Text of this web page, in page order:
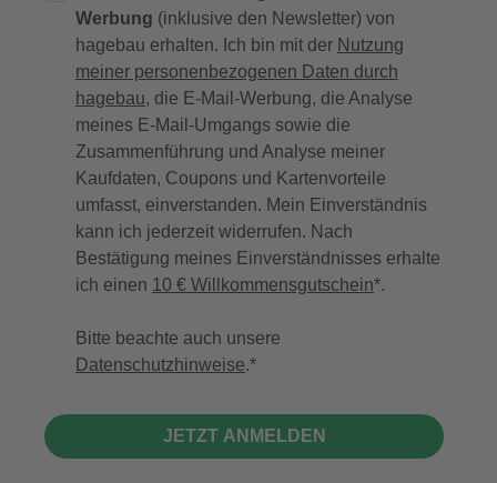
Werbung (inklusive den Newsletter) von
hagebau erhalten. Ich bin mit der Nutzung
meiner personenbezogenen Daten durch
hagebau, die E-Mail-Werbung, die Analyse
meines E-Mail-Umgangs sowie die
Zusammenführung und Analyse meiner
Kaufdaten, Coupons und Kartenvorteile
umfasst, einverstanden. Mein Einverständnis
kann ich jederzeit widerrufen. Nach
Bestätigung meines Einverständnisses erhalte
ich einen 10 € Willkommensgutschein*.
Bitte beachte auch unsere
Datenschutzhinweise.
JETZT ANMELDEN